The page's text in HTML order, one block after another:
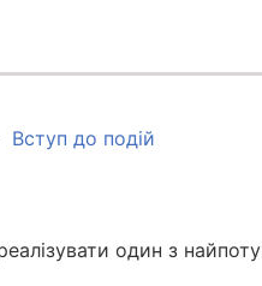
Вступ до подій
один з